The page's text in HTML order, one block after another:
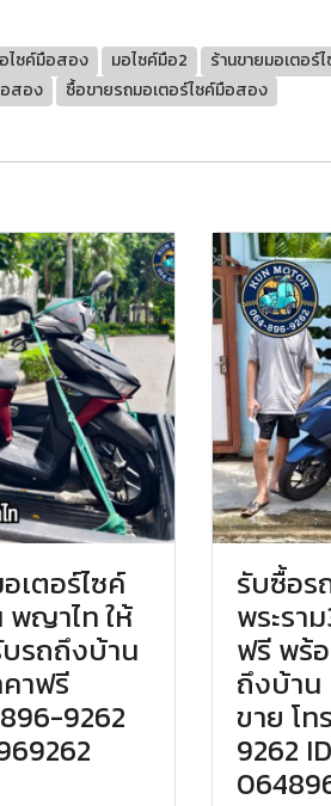
ไซค์มือสอง มอไซค์มือ2 ร้านขายมอเตอร์
อสอง ซื้อขายรถมอเตอร์ไซค์มือสอง
เตอร์ไซค์
พญาไท ให้
รถถึงบ้าน
คาฟรี
9262
รับซื้อร
พระรา
ฟรี พร้
ถึงบ้า
ขาย โ
9262